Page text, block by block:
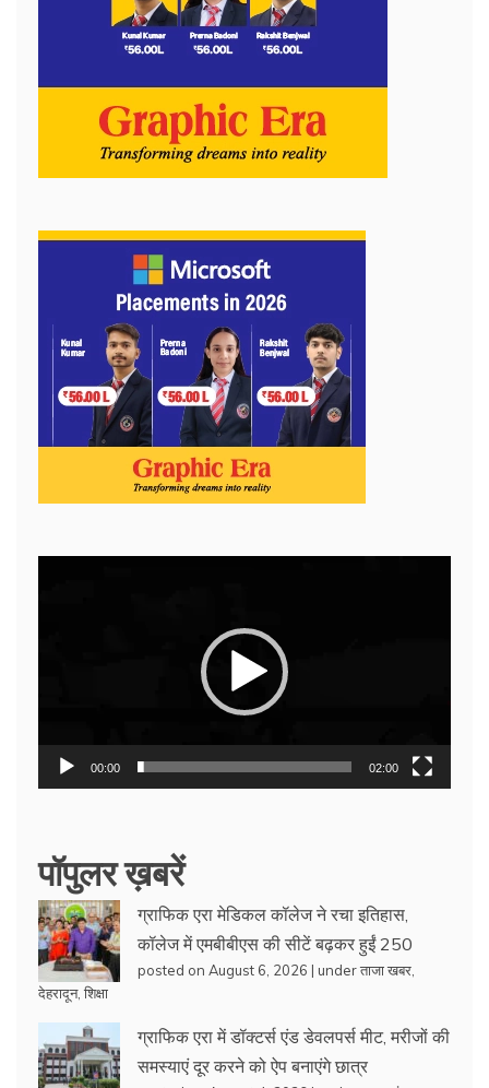
00:00 02:00
पॉपुलर ख़बरें
ग्राफिक एरा मेडिकल कॉलेज ने रचा इतिहास,
कॉलेज में एमबीबीएस की सीटें बढ़कर हुईं 250
posted on August 6, 2026 | underताजा खबर
देहरादून, शिक्षा
ग्राफिक एरा में डॉक्टर्स एंड डेवलपर्स मीट, मरीजों की
समस्याएं दूर करने को ऐप बनाएंगे छात्र